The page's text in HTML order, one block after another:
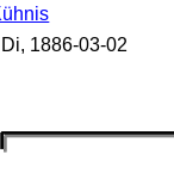
1886-03-02